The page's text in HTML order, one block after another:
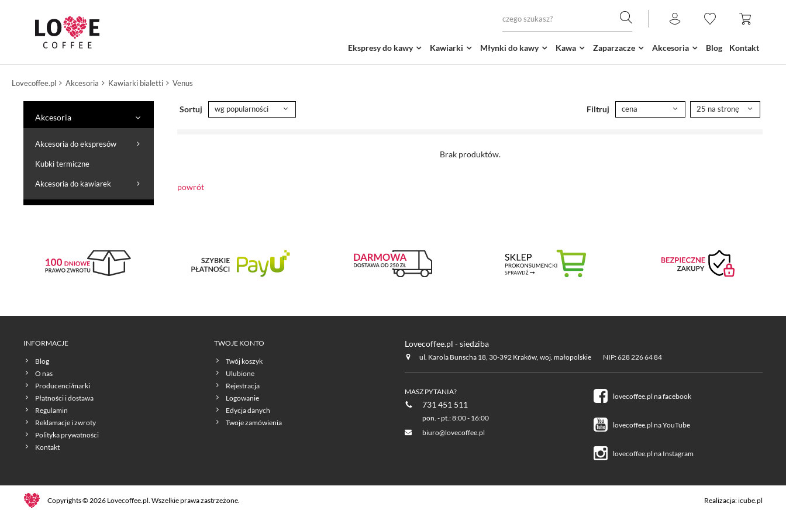
Ekspresy do kawy Kawiarki Młynki do kawy Kawa Zaparzacze Akcesoria Blog Kontakt
Lovecoffee.pl Akcesoria Kawiarki bialetti Venus
Akcesoria
Akcesoria do ekspresów
Kubki termiczne
Akcesoria do kawiarek
Sortuj wg popularności Filtruj cena 25 na stronę
Brak produktów.
powrót
INFORMACJE
Blog
O nas
Producenci/marki
Płatności i dostawa
Regulamin
Reklamacje i zwroty
Polityka prywatności
Kontakt
TWOJE KONTO
Twój koszyk
Ulubione
Rejestracja
Logowanie
Edycja danych
Twoje zamówienia
Lovecoffee.pl - siedziba
ul. Karola Bunscha 18, 30-392 Kraków, woj. małopolskie NIP: 628 226 64 84
MASZ PYTANIA?
731 451 511
pon. - pt.: 8:00 - 16:00
biuro@lovecoffee.pl
lovecoffee.pl na facebook
lovecoffee.pl na YouTube
lovecoffee.pl na Instagram
Copyrights © 2026 Lovecoffee.pl. Wszelkie prawa zastrzeżone. Realizacja:icube.pl